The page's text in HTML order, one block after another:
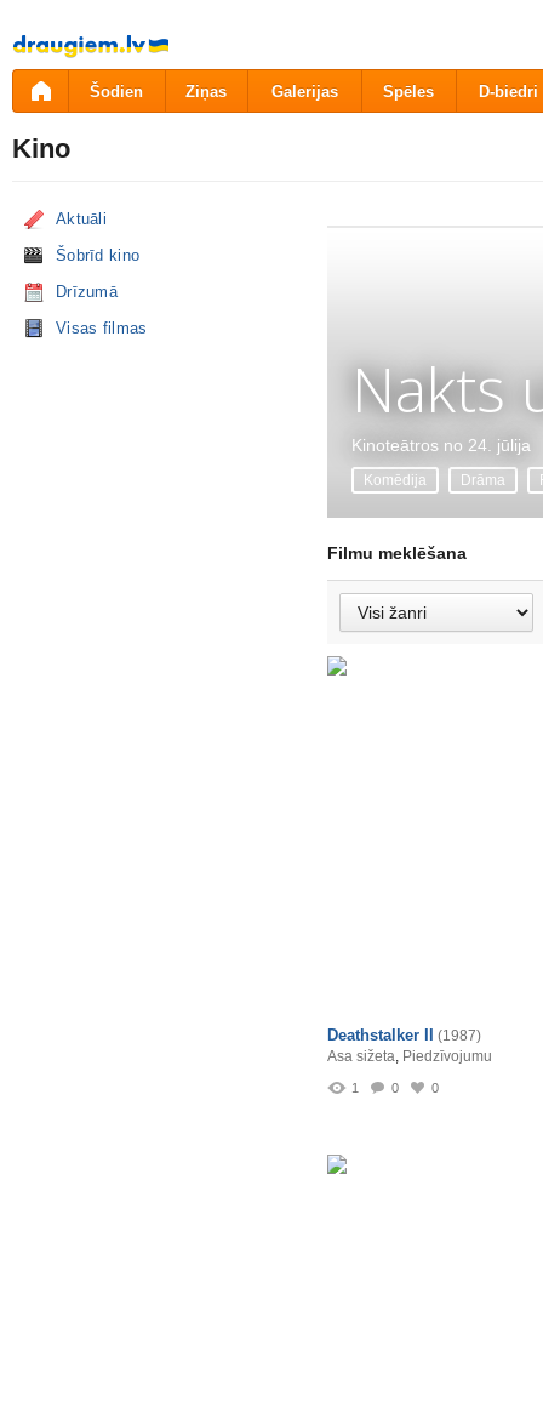
Pāriet
uz
saturu
Šodien Ziņas Galerijas Spēles D-biedri
Kino
Aktuāli
Šobrīd kino
Drīzumā
Visas filmas
Nakts
Kinoteātros no 24. jūlija
Komēdija Drāma
Filmu meklēšana
Deathstalker II
(1987)
Asa sižeta, Piedzīvojumu
1 0 0